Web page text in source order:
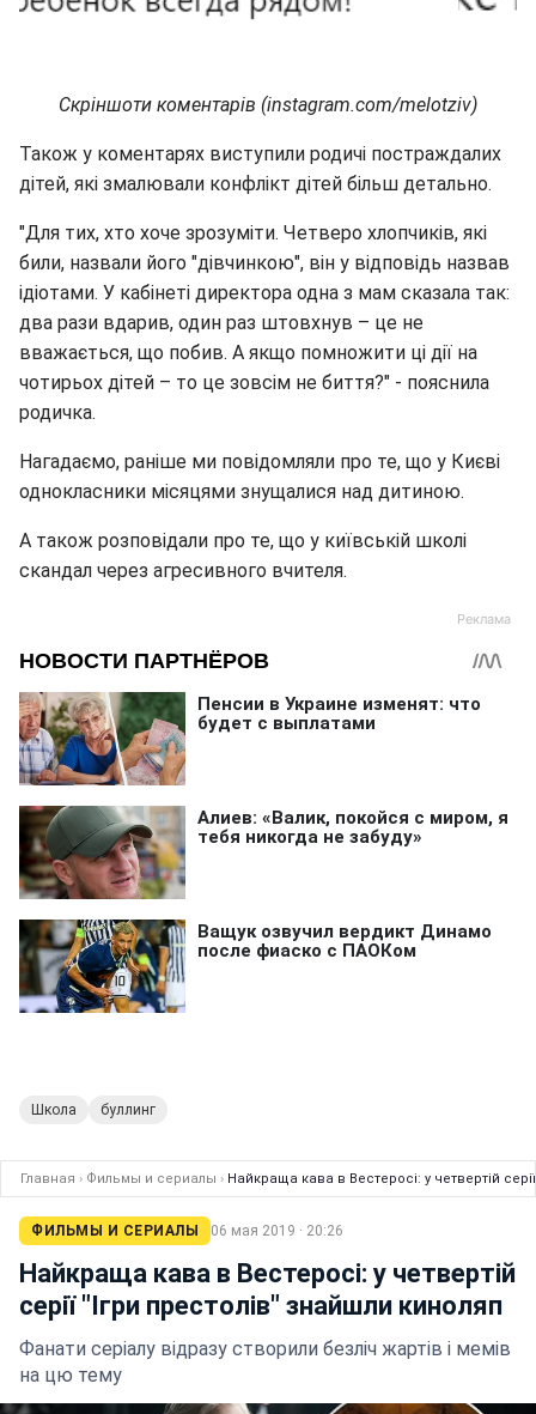
Скріншоти коментарів (instagram.com/melotziv)
Також у коментарях виступили родичі постраждалих
дітей, які змалювали конфлікт дітей більш детально.
"Для тих, хто хоче зрозуміти. Четверо хлопчиків, які
били, назвали його "дівчинкою", він у відповідь назвав
ідіотами. У кабінеті директора одна з мам сказала так:
два рази вдарив, один раз штовхнув – це не
вважається, що побив. А якщо помножити ці дії на
чотирьох дітей – то це зовсім не биття?" - пояснила
родичка.
Нагадаємо, раніше ми повідомляли про те, що у Києві
однокласники місяцями знущалися над дитиною.
А також розповідали про те, що у київській школі
скандал через агресивного вчителя.
Школа буллинг
Главная › Фильмы и сериалы › Найкраща кава в Вестеросі: у четвертій
ФИЛЬМЫ И СЕРИАЛЫ 06 мая 2019 · 20:26
Найкраща кава в Вестеросі: у четвертій
серії "Ігри престолів" знайшли киноляп
Фанати серіалу відразу створили безліч жартів і мемів
на цю тему